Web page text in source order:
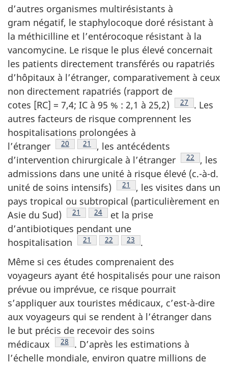
d’autres organismes multirésistants à
gram négatif, le staphylocoque doré résistant à
la méthicilline et l’entérocoque résistant à la
vancomycine. Le risque le plus élevé concernait
les patients directement transférés ou rapatriés
d’hôpitaux à l’étranger, comparativement à ceux
non directement rapatriés (rapport de
cotes [RC] = 7,4; IC à 95 % : 2,1 à 25,2) Note de bas
27 . Les
autres facteurs de risque comprennent les
hospitalisations prolongées à
l’étranger
Note de bas de page
20 Note de bas de page
21 , les antécédents
d’intervention chirurgicale à l’étranger Note de
22 , les
admissions dans une unité à risque élevé (c.-à-d.
unité de soins intensifs) Note de bas de page
21 , les visites dans un
pays tropical ou subtropical (particulièrement en
Asie du Sud) Note de bas de page
21 Note de bas de page
24
et la prise
d’antibiotiques pendant une
hospitalisation
Note de bas de page
21 Note de bas de page
22 Note de bas de page
23
.
Même si ces études comprenaient des
voyageurs ayant été hospitalisés pour une raison
prévue ou imprévue, ce risque pourrait
s’appliquer aux touristes médicaux, c’est-à-dire
aux voyageurs qui se rendent à l’étranger dans
le but précis de recevoir des soins
médicaux
Note de bas de page
28 . D’après les estimations à
l’échelle mondiale, environ quatre millions de